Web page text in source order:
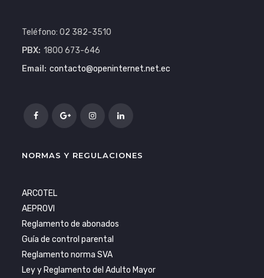
Teléfono: 02 382-3510
PBX: 1800 673-646
Email: contacto@openinternet.net.ec
NORMAS Y REGULACIONES
ARCOTEL
AEPROVI
Reglamento de abonados
Guía de control parental
Reglamento norma SVA
Ley y Reglamento del Adulto Mayor